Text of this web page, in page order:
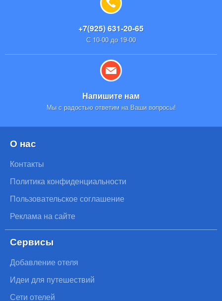
+7(925) 631-20-65
С 10-00 до 19-00
Напишите нам
Мы с радостью ответим на Ваши вопросы!
О нас
Контакты
Политика конфиденциальности
Пользовательское соглашение
Реклама на сайте
Сервисы
Добавление отеля
Идеи для путешествий
Сети отелей